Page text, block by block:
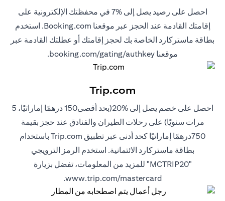
احصل على رصيد يصل إلى %7 في محفظتك الإلكترونية على
إقامتك القادمة عند الحجز عبر موقعنا Booking.com. استخدم
بطاقة ماستركارد الخاصة بك لحجز إقامتك أو عطلتك القادمة عبر
موقعنا booking.com/gating/authkey.
Trip.com
احصل على خصم يصل إلى %20(بحد أقصى150 درهمًا إماراتيًا، 5
مرات سنويًا) على رحلات الطيران والفنادق عند حجز بقيمة
750درهمًا إماراتيًا كحد أدنى عبر تطبيق Trip.com باستخدام
بطاقة ماستركارد الائتمانية. استخدم الرمز الترويجي
"MCTRIP20" للمزيد من المعلومات، تفضل بزيارة
www.trip.com/mastercard
in a new tab
.